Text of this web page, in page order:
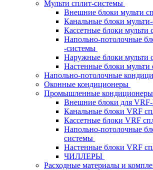
Мульти сплит-системы
Внешние блоки мульти
Канальные блоки
Кассетные блоки мульти
Напольно-потолочные
-системы
Наружные блоки мульти
Настенные блоки мульти
Напольно-потолочные
Оконные кондиционеры
Промышленные кондиционеры
Внешние блоки для
Канальные блоки VRF
Кассетные блоки VRF
Напольно-потолочные
системы
Настенные блоки VRF
ЧИЛЛЕРЫ
Расходные материалы и